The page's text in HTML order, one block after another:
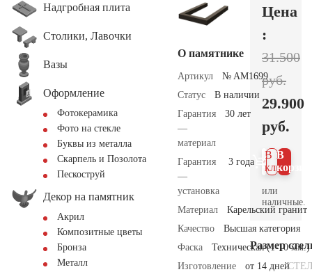
Надгробная плита
Столики, Лавочки
Вазы
Оформление
Фотокерамика
Фото на стекле
Буквы из металла
Скарпель и Позолота
Пескоструй
Декор на памятник
Акрил
Композитные цветы
Бронза
Металл
О памятнике
Артикул
№ AM1699
Статус
В наличии
Гарантия
—
материал
30 лет
Гарантия
—
установка
3 года
Материал
Карельский гранит
Качество
Высшая категория
Фаска
Техническая (1-10 мм.)
Изготовление
от 14 дней
Цена
:
31.500
руб.
29.900
руб.
В
В 1
клик
или
наличные.
Размер